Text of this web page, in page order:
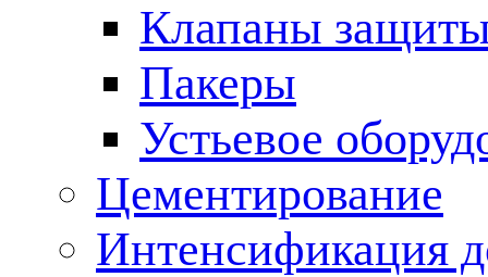
Клапаны
Пакеры
Устьевое
Цементирование
Интенсификация